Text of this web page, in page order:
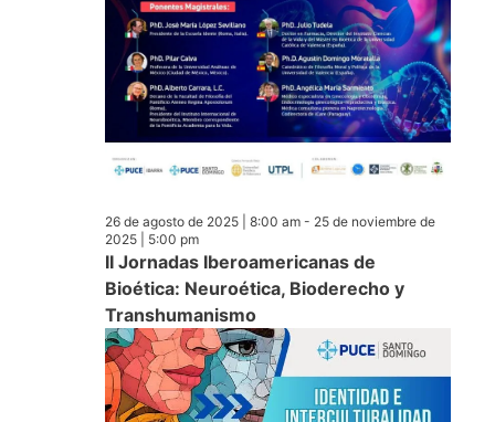
II Jornadas Iberoamericanas de
Bioética: Neuroética, Bioderecho y
Transhumanismo
26 de agosto de 2025 | 8:00 am- 25 de noviembre de
2025 | 5:00 pm